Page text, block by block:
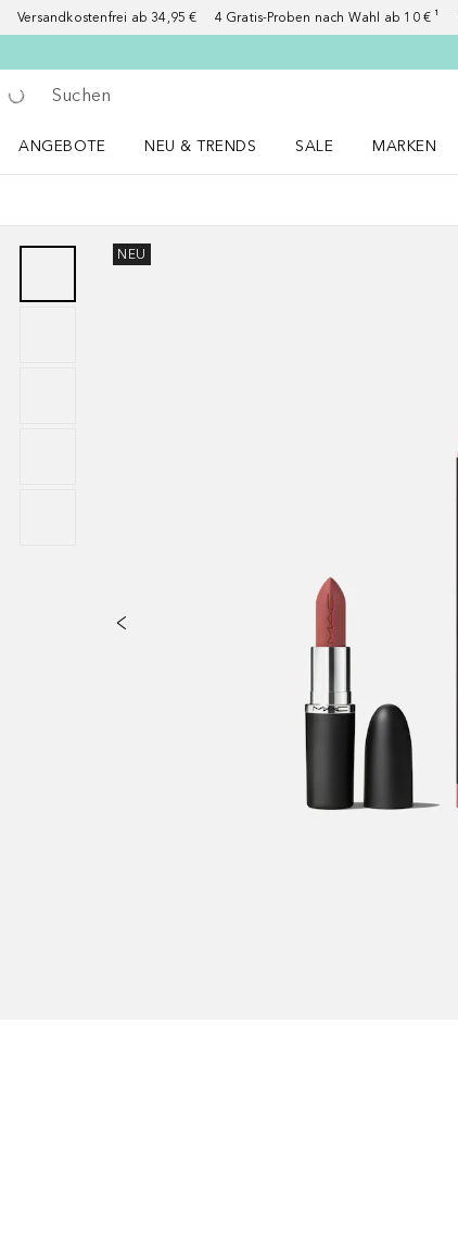
Versandkostenfrei ab 34,95 € 4 Gratis-Proben nach Wahl ab 10 € ¹
Gehe zurück
Suche ausführen
ANGEBOTE
NEU & TRENDS
SALE
MARKEN
NEU